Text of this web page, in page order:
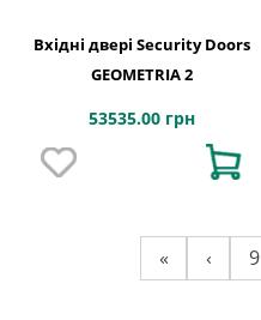
Вхідні двері Security Doors
GEOMETRIA 2
53535.00 грн
« ‹ 9